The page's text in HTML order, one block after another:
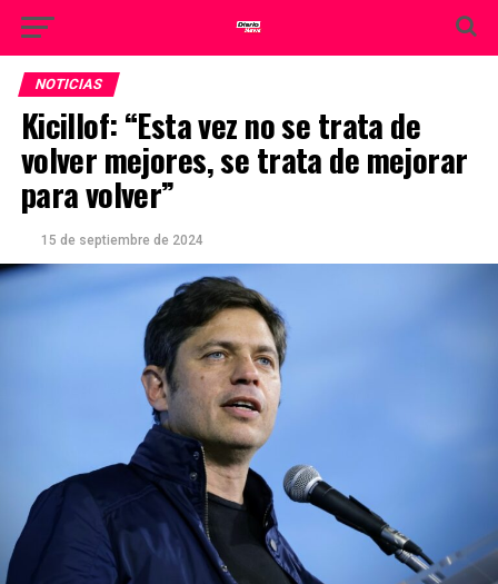
NOTICIAS
Kicillof: “Esta vez no se trata de
volver mejores, se trata de mejorar
para volver”
15 de septiembre de 2024